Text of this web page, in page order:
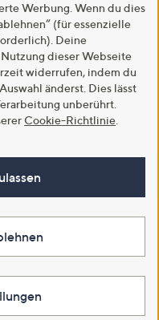
Werbung. Wenn du dies
(für essenzielle
Deine
dieser Webseite
widerrufen, indem du
änderst. Dies lässt
unberührt.
Cookie-Richtlinie